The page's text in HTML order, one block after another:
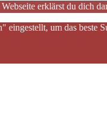
erklärst du dich
um das